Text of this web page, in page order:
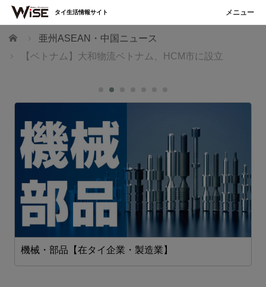
ホーム
亜州ASEAN・中国ニュース
【ベトナム】大和物流ベトナム、HCM市に設立
機械・部品【在タイ企業・製造業】
タイ生活情報サイト